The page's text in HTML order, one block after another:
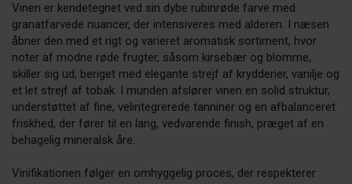
Vinen er kendetegnet ved sin dybe rubinrøde farve med
granatfarvede nuancer, der intensiveres med alderen. I næsen
åbner den med et rigt og varieret aromatisk sortiment, hvor
noter af modne røde frugter, såsom kirsebær og blomme,
skiller sig ud, beriget med elegante strejf af krydderier, vanilje og
et let strejf af tobak. I munden afslører vinen en solid struktur,
understøttet af fine, velintegrerede tanniner og en afbalanceret
friskhed, der fører til en lang, vedvarende finish, præget af en
behagelig mineralsk åre.
Vinifikationen følger en omhyggelig proces, der respekterer
BOBLER
DESSERTVIN
KÆLDERVIN
SPECIALITETER
VINPRODUCENTER